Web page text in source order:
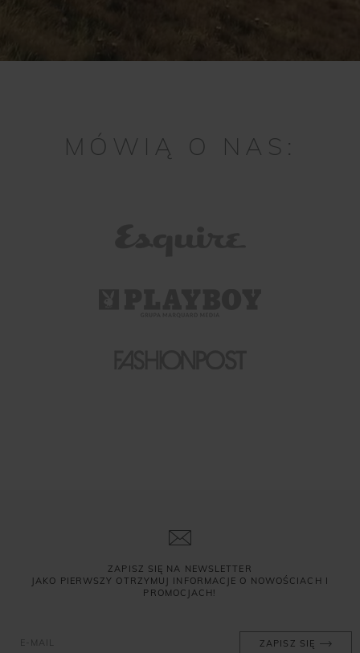
MÓWIĄ O NAS:
ZAPISZ SIĘ NA NEWSLETTER
JAKO PIERWSZY OTRZYMUJ INFORMACJE O NOWOŚCIACH I
PROMOCJACH!
ZAPISZ SIĘ